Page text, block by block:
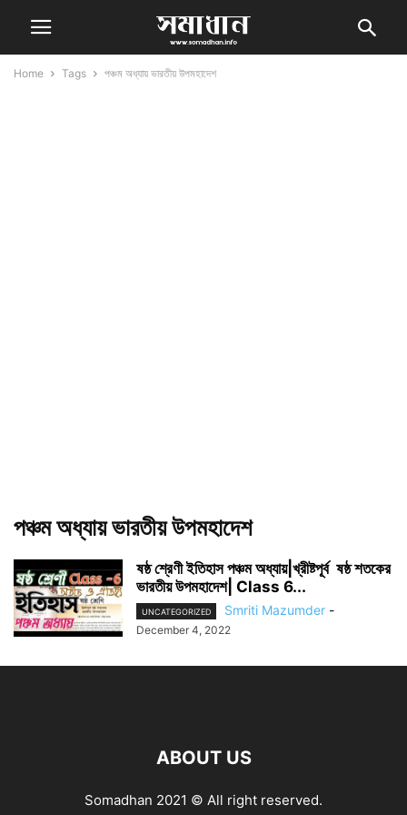
Home Tags পঞ্চম অধ্যায় ভারতীয় উপমহাদেশ
পঞ্চম অধ্যায় ভারতীয় উপমহাদেশ
ষষ্ঠ শ্রেণী ইতিহাস পঞ্চম অধ্যায়|খ্রীষ্টপূর্ব ষষ্ঠ শতকের
ভারতীয় উপমহাদেশ| Class 6...
UNCATEGORIZED Smriti Mazumder -
December 4, 2022
ABOUT US
Somadhan 2021 © All right reserved.